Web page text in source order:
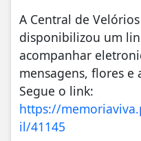
A Central de
disponibilizou um
acompanhar
mensagens, flores e
Segue o link:
https://
il/41145